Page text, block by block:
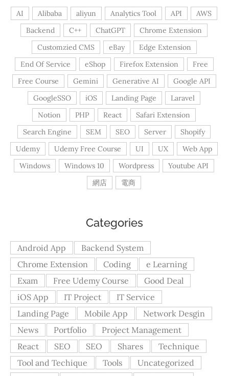
AI Alibaba aliyun Analytics Tool API
AWS
Backend
C++ ChatGPT
Chrome Extension
Customzied CMS
eBay
Edge Extension
End Of Service
eShop Firefox Extension
Free
Free Course
Gemini Generative AI
Google API
GoogleSSO
iOS Landing Page
Laravel
Notion
PHP React
Safari Extension
Search Engine
SEM SEO Server
Shopify
Udemy
Udemy Free Course UI UX
Web App
Windows
Windows 10 Wordpress
Youtube API
網店
電商
Categories
Android App
Backend System
Chrome Extension
Coding
e Learning
Exam
Free Udemy Course
Good Deal
iOS App
IT Project
IT Service
Landing Page
Mobile App
Network Desgin
News
Portfolio
Project Management
React
SEO SEO Shares
Technique
Tool and Techique
Tools
Uncategorized